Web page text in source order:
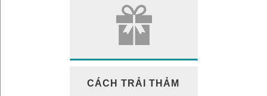
CÁCH TRẢI THẢM